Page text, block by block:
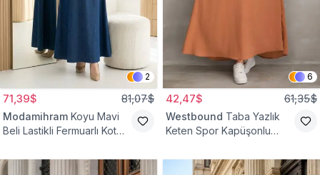
2
71,39$ 81,07$
Modamihram Koyu Mavi
Beli Lastikli Fermuarlı Kot
6
42,47$ 61,35$
Westbound Taba Yazlık
Keten Spor Kapüşonlu
Tesettür Elbise